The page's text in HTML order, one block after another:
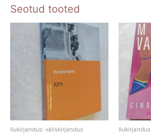
Seotud tooted
Ilukirjandus: väliskirjandus Ilukirjandus